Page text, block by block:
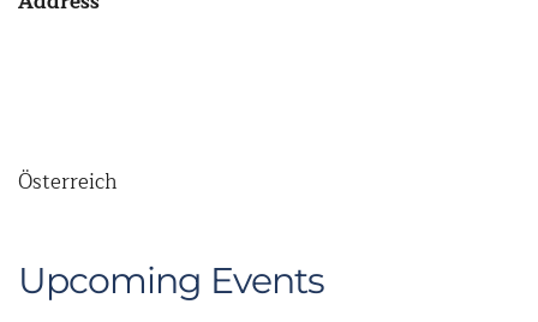
Österreich
Upcoming Events